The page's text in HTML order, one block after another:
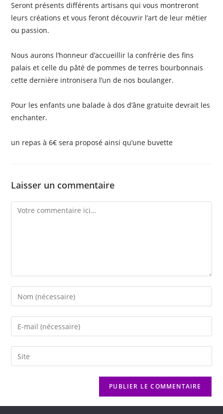
Seront présents différents artisans qui vous montreront
leurs créations et vous feront découvrir l’art de leur métier
ou passion.
Nous aurons l’honneur d’accueillir la confrérie des fins
palais et celle du pâté de pommes de terres bourbonnais
cette dernière intronisera l’un de nos boulanger.
Pour les enfants une balade à dos d’âne gratuite devrait les
enchanter.
un repas à 6€ sera proposé ainsi qu’une buvette
Laisser un commentaire